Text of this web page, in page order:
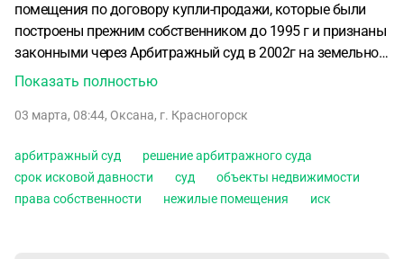
помещения по договору купли-продажи, которые были
построены прежним собственником до 1995 г и признаны
законными через Арбитражный суд в 2002г на земельном
участке, принадлежащем Администрации г.Сочи
объектами, вновь образованноя территория Сириус
иск о признании незаконным Решение Арбитражного суда
2002 года о признании права собственности на эти
объекты, о признании незаконными эти объекты
Показать полностью
03 марта, 08:44, Оксана, г. Красногорск
арбитражный суд
решение арбитражного суда
срок исковой давности
суд
объекты недвижимости
права собственности
нежилые помещения иск